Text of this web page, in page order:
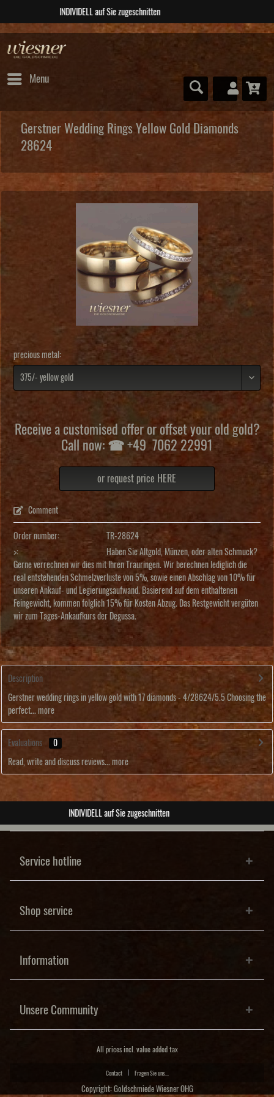
ABSOLUTE Unikate
Menu
Gerstner Wedding Rings Yellow Gold Diamonds
28624
precious metal:
Receive a customised offer or offset your old gold?
Call now: ☎ +49 7062 22991
or request price HERE
Comment
Order number:
TR-28624
>:
Haben Sie Altgold, Münzen, oder alten Schmuck?
Gerne verrechnen wir dies mit Ihren Trauringen. Wir berechnen lediglich die
real entstehenden Schmelzverluste von 5%, sowie einen Abschlag von 10% für
unseren Ankauf- und Legierungsaufwand. Basierend auf dem enthaltenen
Feingewicht, kommen folglich 15% für Kosten Abzug. Das Restgewicht vergüten
wir zum Tages-Ankaufkurs der Degussa.
Description
Gerstner wedding rings in yellow gold with 17 diamonds - 4/28624/5.5 Choosing the
perfect... more
Evaluations 0
Read, write and discuss reviews... more
ABSOLUTE Unikate
Service hotline
Shop service
Information
Unsere Community
All prices incl. value added tax
Contact Fragen Sie uns...
Copyright: Goldschmiede Wiesner OHG